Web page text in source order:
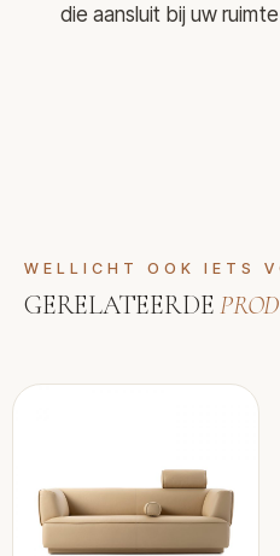
die aansluit bij uw
WELLICHT OOK IETS
GERELATEERDE